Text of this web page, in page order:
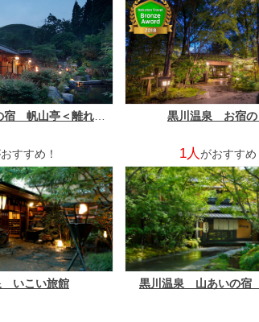
黒川温泉 お宿の
すすめ！
いこい旅館
1人がおすすめ
黒川温泉 山あいの宿